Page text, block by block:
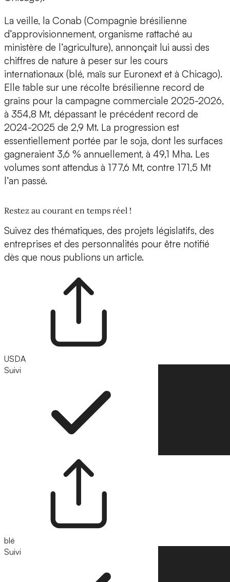
La veille, la Conab (Compagnie brésilienne
d’approvisionnement, organisme rattaché au
ministère de l’agriculture), annonçait lui aussi des
chiffres de nature à peser sur les cours
internationaux (blé, maïs sur Euronext et à Chicago).
Elle table sur une récolte brésilienne record de
grains pour la campagne commerciale 2025-2026,
à 354,8 Mt, dépassant le précédent record de
2024-2025 de 2,9 Mt. La progression est
essentiellement portée par le soja, dont les surfaces
gagneraient 3,6 % annuellement, à 49,1 Mha. Les
volumes sont attendus à 177,6 Mt, contre 171,5 Mt
l’an passé.
Restez au courant en temps réel !
Suivez des thématiques, des projets législatifs, des
entreprises et des personnalités pour être notifié
dès que nous publions un article.
USDA
Suivi
blé
Suivi